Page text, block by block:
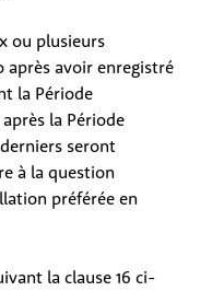
ou plusieurs
avoir enregistré
la Période
la Période
seront
à la question
préférée en
la clause 16 ci-